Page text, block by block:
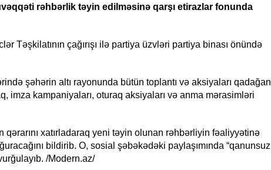
rəhbərlik təyin edilməsinə qarşı etirazlar fonunda
Təşkilatının çağırışı ilə partiya üzvləri partiya binası önündə
şəhərin altı rayonunda bütün toplantı və aksiyaları qadağan
imza kampaniyaları, oturaq aksiyaları və anma mərasimləri
qərarını xatırladaraq yeni təyin olunan rəhbərliyin fəaliyyətinə
bildirib. O, sosial şəbəkədəki paylaşımında “qanunsuz
vurğulayıb. /Modern.az/